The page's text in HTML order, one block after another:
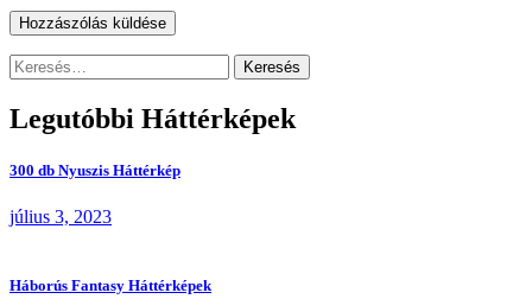
Keresés:
Legutóbbi Háttérképek
300 db Nyuszis Háttérkép
július 3, 2023
Háborús Fantasy Háttérképek